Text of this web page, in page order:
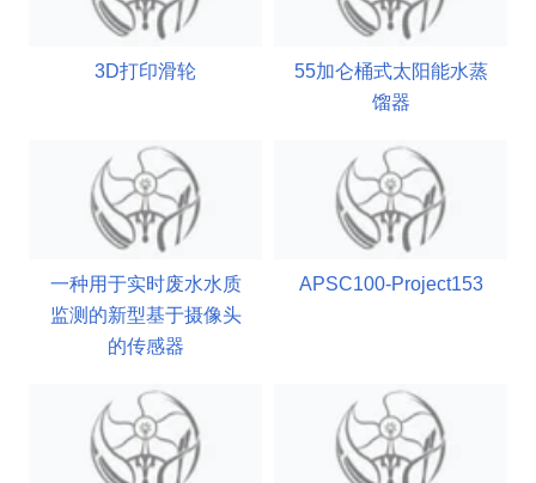
3D打印滑轮
55加仑桶式太阳能水蒸
馏器
一种用于实时废水水质
监测的新型基于摄像头
的传感器
APSC100-Project153